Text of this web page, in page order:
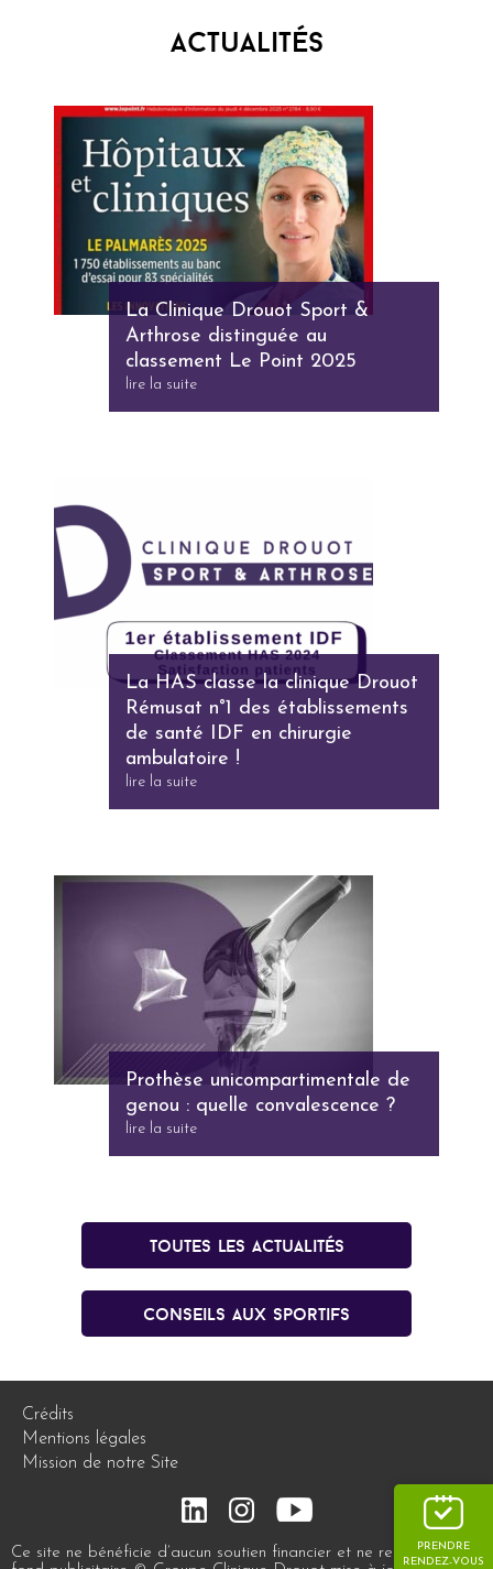
PRENDRE
RENDEZ-VOUS
Actualités
La Clinique Drouot Sport &
Arthrose distinguée au
classement Le Point 2025
lire la suite
La HAS classe la clinique Drouot
Rémusat n°1 des établissements
de santé IDF en chirurgie
ambulatoire !
lire la suite
Prothèse unicompartimentale de
genou : quelle convalescence ?
lire la suite
Toutes les actualités
conseils aux sportifs
Crédits
Mentions légales
Mission de notre Site
Ce site ne bénéficie d’aucun soutien financier et ne reçoit aucun